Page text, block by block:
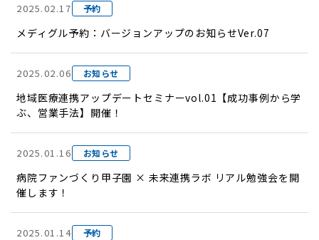
2025.02.17 予約
メディグル予約：バージョンアップのお知らせVer.07
2025.02.06 お知らせ
地域医療連携アップデートセミナーvol.01【成功事例から学
ぶ、営業手法】開催！
2025.01.16 お知らせ
病院ファンづくり甲子園 × 未来連携ラボ リアル勉強会を開
催します！
2025.01.14 予約